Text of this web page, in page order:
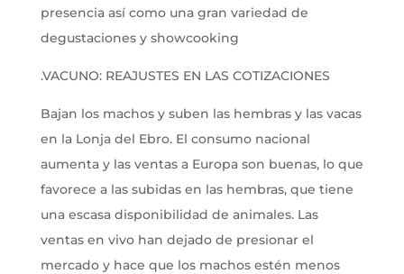
presencia así como una gran variedad de
degustaciones y showcooking
.VACUNO: REAJUSTES EN LAS COTIZACIONES
Bajan los machos y suben las hembras y las vacas
en la Lonja del Ebro. El consumo nacional
aumenta y las ventas a Europa son buenas, lo que
favorece a las subidas en las hembras, que tiene
una escasa disponibilidad de animales. Las
ventas en vivo han dejado de presionar el
mercado y hace que los machos estén menos